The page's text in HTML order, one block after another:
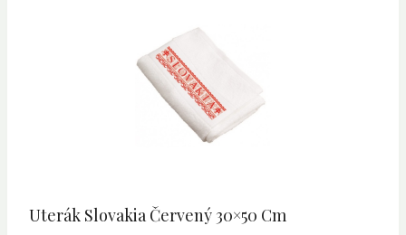
Uterák Slovakia Červený 30×50 Cm